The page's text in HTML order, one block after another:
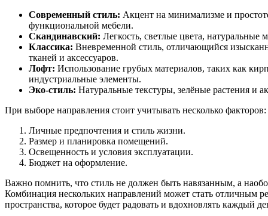
Современный стиль: Акцент на минимализме и
функциональной мебели.
Скандинавский: Легкость, светлые цвета,
Классика: Вневременной стиль, отличающийся
тканей и аксессуаров.
Лофт: Использование грубых материалов, таких как
индустриальные элементы.
Эко-стиль: Натуральные текстуры, зелёные растения и
При выборе направления стоит учитывать несколько факторов:
Личные предпочтения и стиль жизни.
Размер и планировка помещений.
Освещенность и условия эксплуатации.
Бюджет на оформление.
Важно помнить, что стиль не должен быть навязанным, а
Комбинация нескольких направлений может стать отличным
пространства, которое будет радовать и вдохновлять каждый